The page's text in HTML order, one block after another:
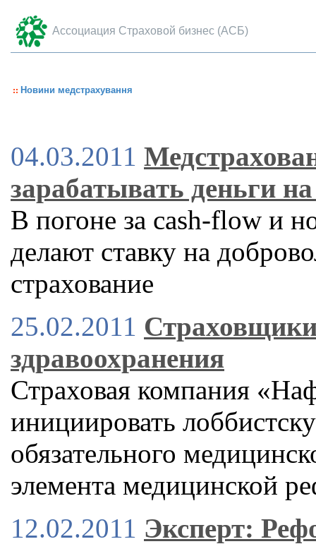
Ассоциация Страховой бизнес (АСБ)
Новини медстрахування
04.03.2011
зарабатывать деньги
В погоне за cash-flow и
делают ставку на
страхование
25.02.2011
здравоохранения
Страховая компания
инициировать
обязательного
элемента медицинской
12.02.2011 Эксперт: